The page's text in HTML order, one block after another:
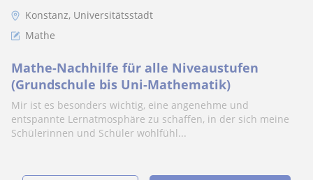
Konstanz, Universitätsstadt
Mathe
Mathe-Nachhilfe für alle Niveaustufen
(Grundschule bis Uni-Mathematik)
Mir ist es besonders wichtig, eine angenehme und
entspannte Lernatmosphäre zu schaffen, in der sich meine
Schülerinnen und Schüler wohlfühl...